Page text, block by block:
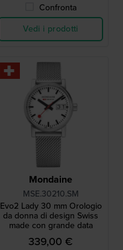
Confronta
Vedi i prodotti
Mondaine
MSE.30210.SM
Evo2 Lady 30 mm Orologio
da donna di design Swiss
made con grande data
339,00 €